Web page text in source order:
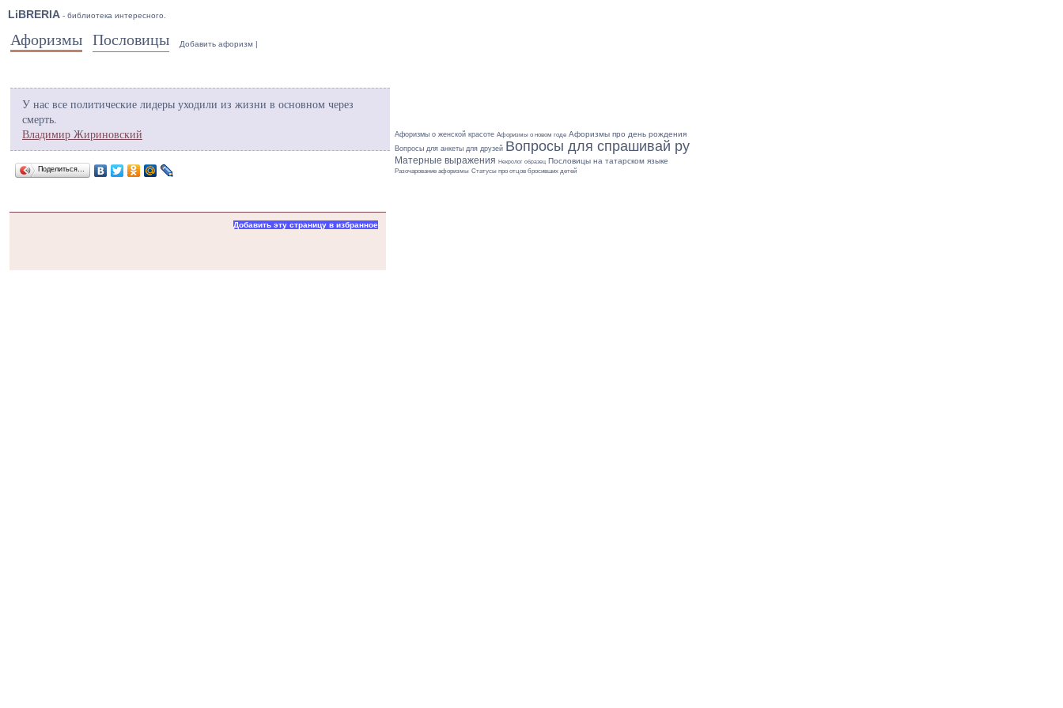
LiBRERIA - библиотека интересного.
Афоризмы Пословицы Добавить афоризм |
У нас все политические лидеры уходили из жизни в основном через
смерть.
Владимир Жириновский
Поделиться…
Афоризмы о женской красоте Афоризмы о новом годе Афоризмы про день рождения
Вопросы для анкеты для друзей Вопросы для спрашивай ру
Матерные выражения Некролог образец Пословицы на татарском языке
Разочарование афоризмы Статусы про отцов бросивших детей
Добавить эту страницу в избранное